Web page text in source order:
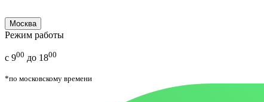
Москва
Режим работы
с 900 до 1800
*по московскому времени